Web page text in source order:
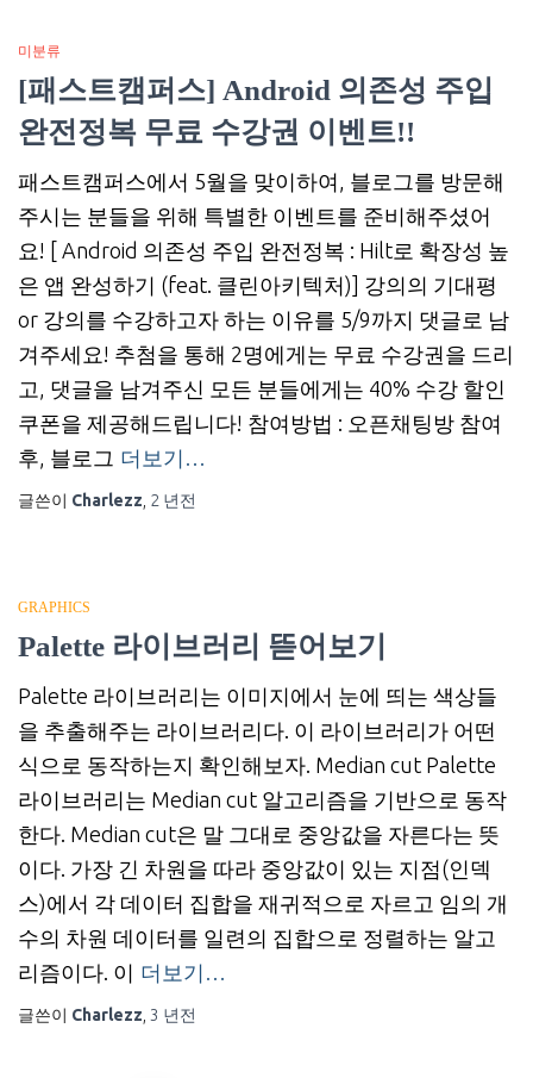
미분류
[패스트캠퍼스] Android 의존성 주입
완전정복 무료 수강권 이벤트!!
패스트캠퍼스에서 5월을 맞이하여, 블로그를 방문해
주시는 분들을 위해 특별한 이벤트를 준비해주셨어
요! [ Android 의존성 주입 완전정복 : Hilt로 확장성 높
은 앱 완성하기 (feat. 클린아키텍처)] 강의의 기대평
or 강의를 수강하고자 하는 이유를 5/9까지 댓글로 남
겨주세요! 추첨을 통해 2명에게는 무료 수강권을 드리
고, 댓글을 남겨주신 모든 분들에게는 40% 수강 할인
쿠폰을 제공해드립니다! 참여방법 : 오픈채팅방 참여
후, 블로그 더보기…
글쓴이 Charlezz 2 년전
GRAPHICS
Palette 라이브러리 뜯어보기
Palette 라이브러리는 이미지에서 눈에 띄는 색상들
을 추출해주는 라이브러리다. 이 라이브러리가 어떤
식으로 동작하는지 확인해보자. Median cut Palette
라이브러리는 Median cut 알고리즘을 기반으로 동작
한다. Median cut은 말 그대로 중앙값을 자른다는 뜻
이다. 가장 긴 차원을 따라 중앙값이 있는 지점(인덱
스)에서 각 데이터 집합을 재귀적으로 자르고 임의 개
수의 차원 데이터를 일련의 집합으로 정렬하는 알고
리즘이다. 이 더보기…
글쓴이 Charlezz 3 년전